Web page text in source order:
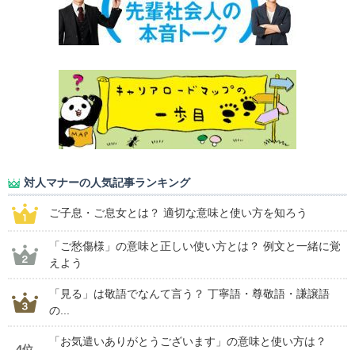
対人マナーの人気記事ランキング
ご子息・ご息女とは？ 適切な意味と使い方を知ろう
「ご愁傷様」の意味と正しい使い方とは？ 例文と一緒に覚
えよう
「見る」は敬語でなんて言う？ 丁寧語・尊敬語・謙譲語
の...
「お気遣いありがとうございます」の意味と使い方は？